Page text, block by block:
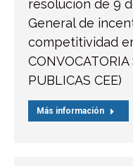
resolución de 9
General de
competitividad
PUBLICAS CEE)
Más información